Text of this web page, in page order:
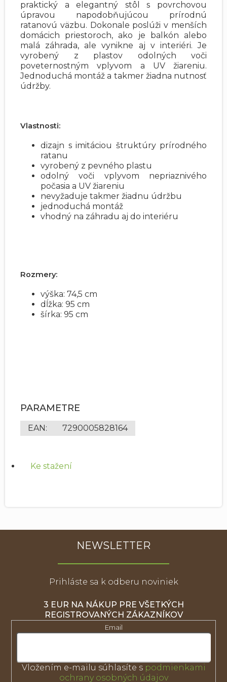
praktický a elegantný stôl s povrchovou
úpravou napodobňujúcou prírodnú
ratanovú väzbu. Dokonale poslúži v menších
domácich priestoroch, ako je balkón alebo
malá záhrada, ale vynikne aj v interiéri. Je
vyrobený z plastov odolných voči
poveternostným vplyvom a UV žiareniu.
Jednoduchá montáž a takmer žiadna nutnosť
údržby.
Vlastnosti:
dizajn s imitáciou štruktúry prírodného
ratanu
vyrobený z pevného plastu
odolný voči vplyvom nepriaznivého
počasia a UV žiareniu
nevyžaduje takmer žiadnu údržbu
jednoduchá montáž
vhodný na záhradu aj do interiéru
Rozmery:
výška: 74,5 cm
dĺžka: 95 cm
šírka: 95 cm
PARAMETRE
EAN: 7290005828164
Ke stažení
NEWSLETTER
Prihláste sa k odberu noviniek
3 EUR NA NÁKUP PRE VŠETKÝCH
REGISTROVANÝCH ZÁKAZNÍKOV
Email
Vložením e-mailu súhlasíte s podmienkami
ochrany osobných údajov